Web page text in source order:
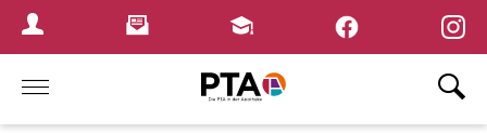
Login MenuNewsletterFortbildungen
Home ×